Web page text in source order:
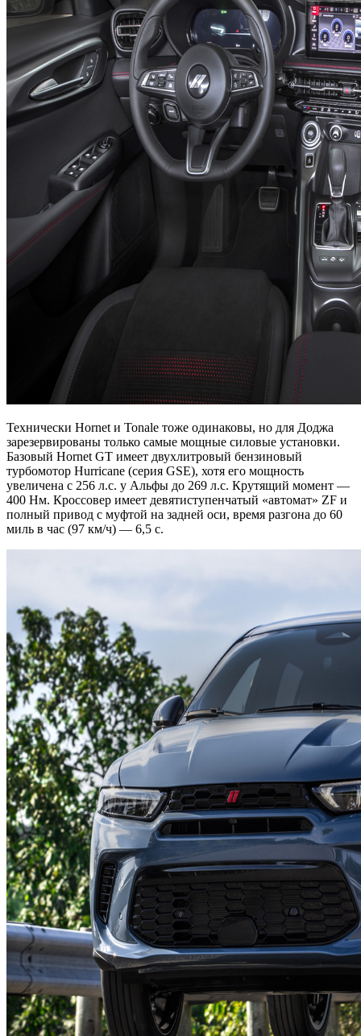
Технически Hornet и Tonale тоже одинаковы, но для Доджа
зарезервированы только самые мощные силовые установки.
Базовый Hornet GT имеет двухлитровый бензиновый
турбомотор Hurricane (серия GSE), хотя его мощность
увеличена с 256 л.с. у Альфы до 269 л.с. Крутящий момент —
400 Нм. Кроссовер имеет девятиступенчатый «автомат» ZF и
полный привод с муфтой на задней оси, время разгона до 60
миль в час (97 км/ч) — 6,5 с.